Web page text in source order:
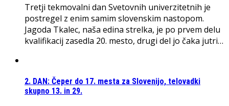
Tretji tekmovalni dan Svetovnih univerzitetnih je
postregel z enim samim slovenskim nastopom.
Jagoda Tkalec, naša edina strelka, je po prvem delu
kvalifikacij zasedla 20. mesto, drugi del jo čaka jutri…
2. DAN: Čeper do 17. mesta za Slovenijo, telovadki
skupno 13. in 29.